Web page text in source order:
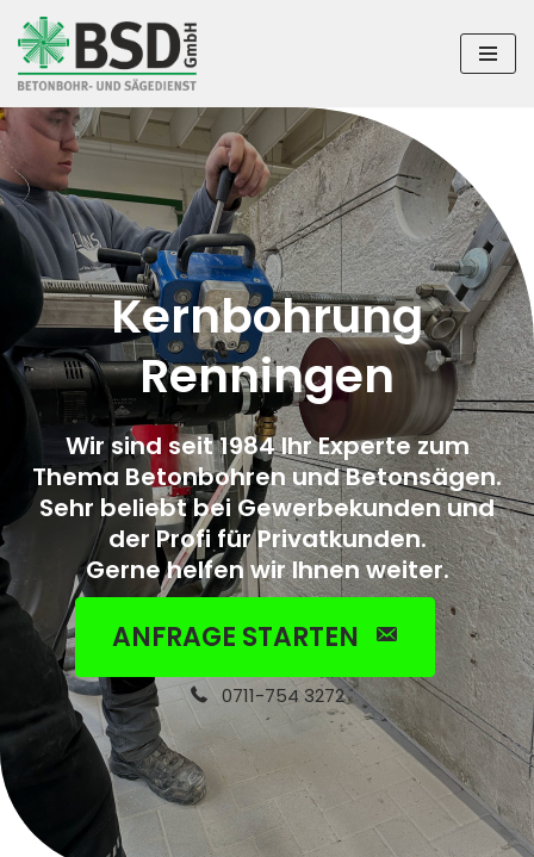
Zum
Inhalt
springen
Kernbohrung
Renningen
Wir sind seit 1984 Ihr Experte zum
Thema Betonbohren und Betonsägen.
Sehr beliebt bei Gewerbekunden und
der Profi für Privatkunden.
Gerne helfen wir Ihnen weiter.
ANFRAGE STARTEN
0711-754 3272